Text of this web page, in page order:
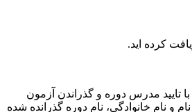
کرده اید.
تایید مدرس دوره و گذراندن آزمون
و نام خانوادگی، نام دوره گذرانده شده